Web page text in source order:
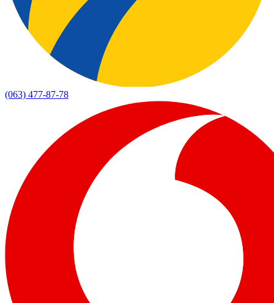
(063) 477-87-78